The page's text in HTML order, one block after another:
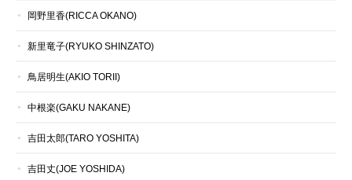
岡野里香(RICCA OKANO)
新里竜子(RYUKO SHINZATO)
鳥居明生(AKIO TORII)
中根楽(GAKU NAKANE)
吉田太郎(TARO YOSHITA)
吉田丈(JOE YOSHIDA)